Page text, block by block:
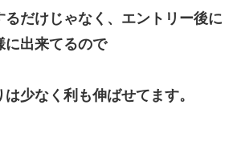
るだけじゃなく、エントリー後に
に出来てるので
少なく利も伸ばせてます。